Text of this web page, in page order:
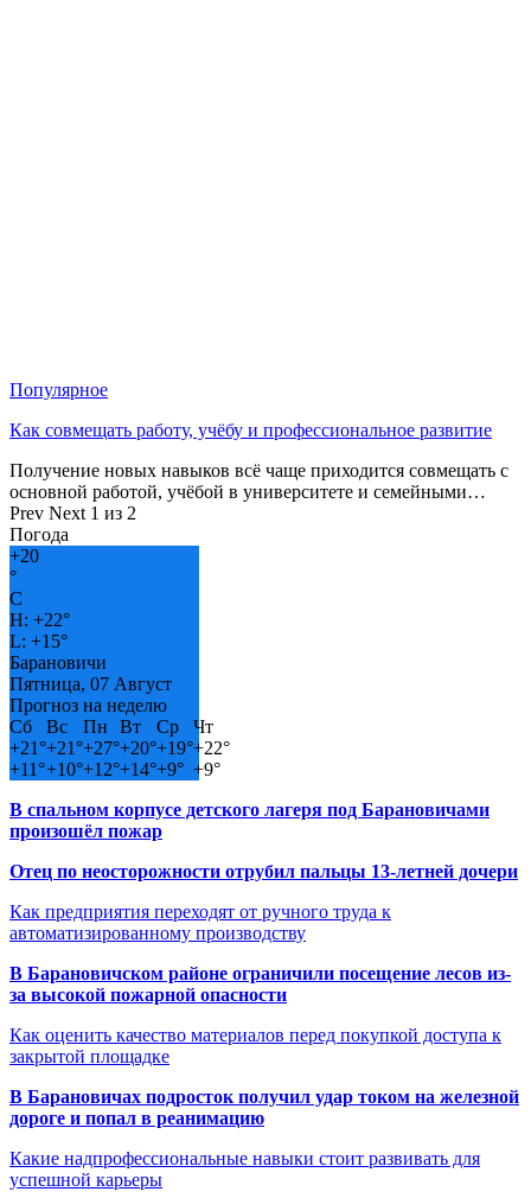
Популярное
Как совмещать работу, учёбу и профессиональное развитие
Получение новых навыков всё чаще приходится совмещать с
основной работой, учёбой в университете и семейными…
Prev Next 1 из 2
Погода
+20
°
C
H: +22°
L: +15°
Барановичи
Пятница, 07 Август
Прогноз на неделю
Сб
Вс Пн Вт Ср
Чт
+21°+21°+27°+20°+19°+22°
+11°+10°+12°+14°+9° +9°
В спальном корпусе детского лагеря под Барановичами
произошёл пожар
Отец по неосторожности отрубил пальцы 13-летней дочери
Как предприятия переходят от ручного труда к
автоматизированному производству
В Барановичском районе ограничили посещение лесов из-
за высокой пожарной опасности
Как оценить качество материалов перед покупкой доступа к
закрытой площадке
В Барановичах подросток получил удар током на железной
дороге и попал в реанимацию
Какие надпрофессиональные навыки стоит развивать для
успешной карьеры